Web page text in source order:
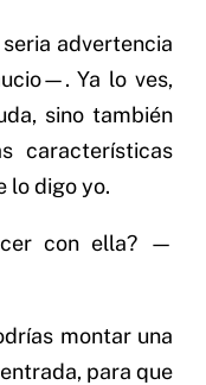
advertencia
Ya lo ves,
sino también
características
lo digo yo.
con ella? —
montar una
para que